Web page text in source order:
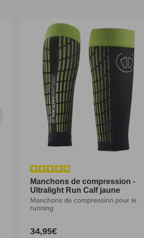
Manchons de compression -
Ultralight Run Calf jaune
Manchons de compression pour le
running
Prix
34,95€
Manchons de compression -
Ultralight Run Calf jaune
Manchons de compression pour le
running
Prix
34,95€